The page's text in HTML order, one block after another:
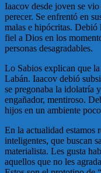
Iaacov desde joven se
perecer. Se enfrentó en
malas e hipócritas. Debió
fiel a Dios en los
personas desagradables.
Lo Sabios explican que
Labán. Iaacov debió
se pregonaba la idolatría
engañador, mentiroso.
hijos en un ambiente
En la actualidad estamos
inteligentes, que buscan
materialista. Les gusta
aquellos que no les